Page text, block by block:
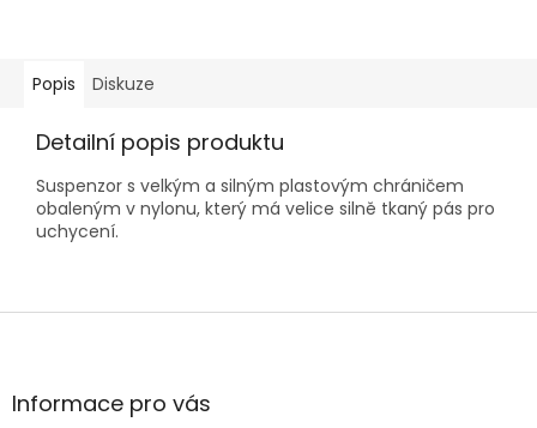
Popis Diskuze
Detailní popis produktu
Suspenzor s velkým a silným plastovým chráničem
obaleným v nylonu, který má velice silně tkaný pás pro
uchycení.
Z
aInformace pro vás